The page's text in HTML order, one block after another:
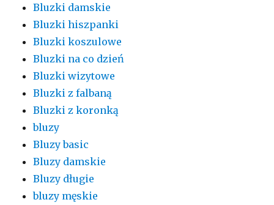
Bluzki damskie
Bluzki hiszpanki
Bluzki koszulowe
Bluzki na co dzień
Bluzki wizytowe
Bluzki z falbaną
Bluzki z koronką
bluzy
Bluzy basic
Bluzy damskie
Bluzy długie
bluzy męskie